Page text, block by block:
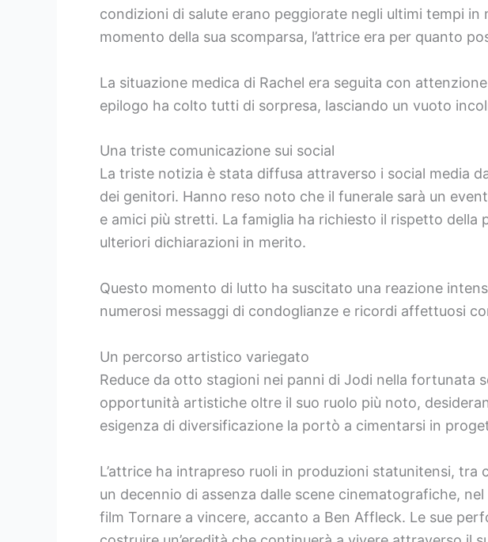
condizioni di salute erano peggiorate negli ultimi tempi
momento della sua scomparsa, l’attrice era per quanto
La situazione medica di Rachel era seguita con
epilogo ha colto tutti di sorpresa, lasciando un vuoto
Una triste comunicazione sui social
La triste notizia è stata diffusa attraverso i social media
dei genitori. Hanno reso noto che il funerale sarà un
e amici più stretti. La famiglia ha richiesto il rispetto
ulteriori dichiarazioni in merito.
Questo momento di lutto ha suscitato una reazione
numerosi messaggi di condoglianze e ricordi affettuosi
Un percorso artistico variegato
Reduce da otto stagioni nei panni di Jodi nella fortunata
opportunità artistiche oltre il suo ruolo più noto,
esigenza di diversificazione la portò a cimentarsi in
L’attrice ha intrapreso ruoli in produzioni statunitensi, tra
un decennio di assenza dalle scene cinematografiche,
film Tornare a vincere, accanto a Ben Affleck. Le sue